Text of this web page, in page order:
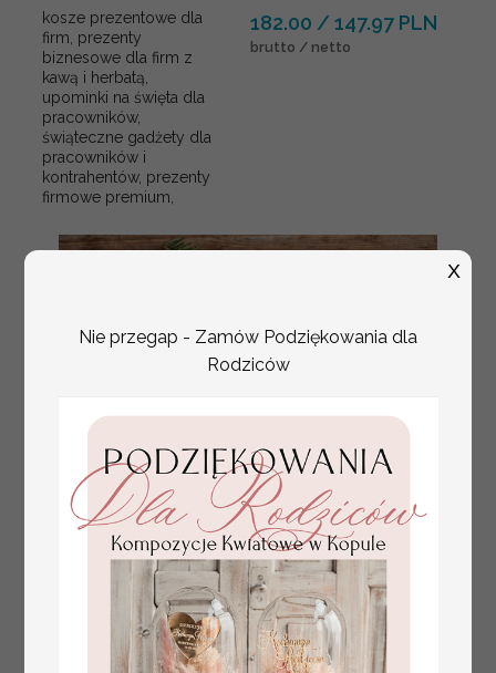
kosze prezentowe dla
firm, prezenty
biznesowe dla firm z
kawą i herbatą,
upominki na święta dla
pracowników,
świąteczne gadżety dla
pracowników i
kontrahentów, prezenty
firmowe premium,
182.00 / 147.97 PLN
brutto / netto
Nie przegap - Zamów Podziękowania dla
Rodziców
X